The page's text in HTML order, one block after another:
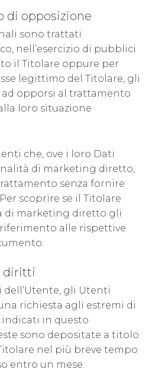
di opposizione
sono trattati
nell’esercizio di pubblici
il Titolare oppure per
legittimo del Titolare, gli
opporsi al trattamento
loro situazione
che, ove i loro Dati
di marketing diretto,
senza fornire
scoprire se il Titolare
di marketing diretto gli
alle rispettive
diritti
gli Utenti
richiesta agli estremi di
in questo
sono depositate a titolo
nel più breve tempo
entro un mese.